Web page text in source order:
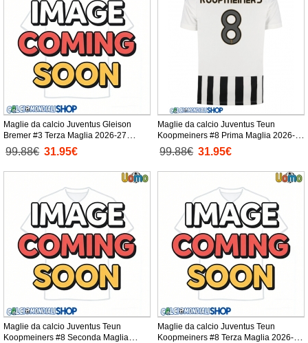
Maglie da calcio Juventus Gleison
Bremer #3 Terza Maglia 2026-27
Manica Corta
99.88€ 31.95€
Maglie da calcio Juventus Teun
Koopmeiners #8 Prima Maglia 2026-27
Manica Corta
99.88€ 31.95€
Maglie da calcio Juventus Teun
Koopmeiners #8 Seconda Maglia
Maglie da calcio Juventus Teun
Koopmeiners #8 Terza Maglia 2026-27